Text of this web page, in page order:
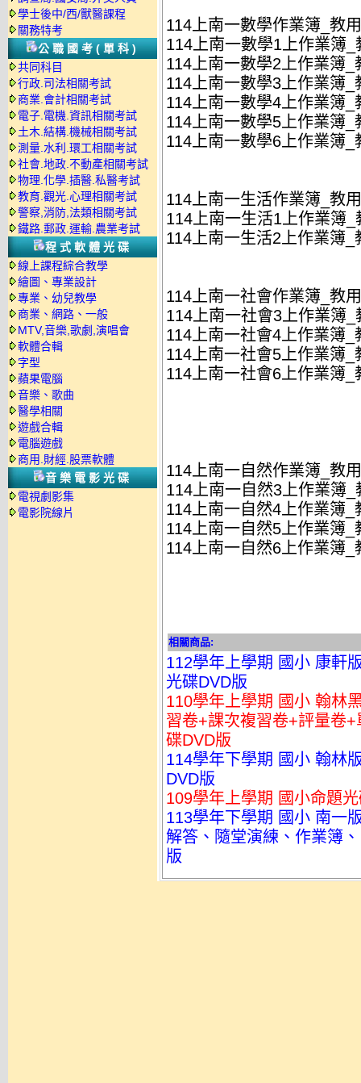
學士後中/西/獸醫課程
關務特考
公職國考(單科)
共同科目
行政.司法相關考試
商業.會計相關考試
電子.電機.資訊相關考試
土木.結構.機械相關考試
測量.水利.環工相關考試
社會.地政.不動產相關考試
物理.化學.插醫.私醫考試
教育.觀光.心理相關考試
警察,消防,法類相關考試
鐵路.郵政.運輸.農業考試
程式軟體光碟
線上課程綜合教學
繪圖、專業設計
專業、幼兒教學
商業、網路、一般
MTV,音樂,歌劇,演唱會
軟體合輯
字型
蘋果電腦
音樂、歌曲
醫學相關
遊戲合輯
電腦遊戲
商用.財經.股票軟體
音樂電影光碟
電視劇影集
電影院線片
114上南一數學作業簿_教用
114上南一數學1上作業簿_
114上南一數學2上作業簿_
114上南一數學3上作業簿_
114上南一數學4上作業簿_
114上南一數學5上作業簿_
114上南一數學6上作業簿_
114上南一生活作業簿_教用
114上南一生活1上作業簿_
114上南一生活2上作業簿_
114上南一社會作業簿_教用
114上南一社會3上作業簿_
114上南一社會4上作業簿_
114上南一社會5上作業簿_
114上南一社會6上作業簿_
114上南一自然作業簿_教用
114上南一自然3上作業簿_
114上南一自然4上作業簿_
114上南一自然5上作業簿_
114上南一自然6上作業簿_
相關商品:
112學年上學期 國小 康軒
光碟DVD版
110學年上學期 國小 翰林
習卷+課次複習卷+評量卷
碟DVD版
114學年下學期 國小 翰林
DVD版
109學年上學期 國小命題
113學年下學期 國小 南一
解答、隨堂演練、作業簿
版